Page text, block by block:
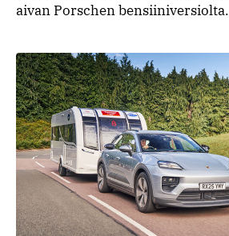
aivan Porschen bensiiniversiolta.